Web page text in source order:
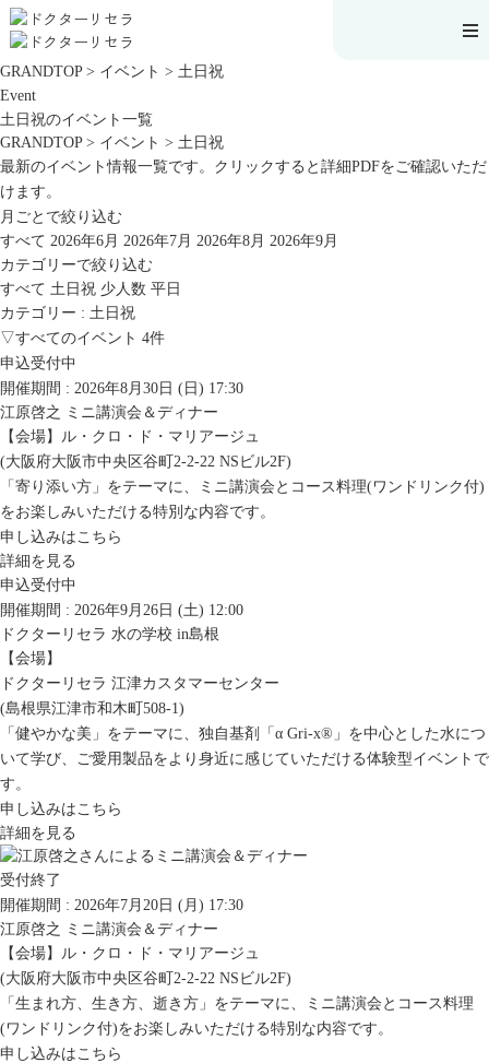
GRANDTOP> イベント > 土日祝
Event
土日祝のイベント一覧
GRANDTOP> イベント > 土日祝
最新のイベント情報一覧です。クリックすると詳細PDFをご確認いただ
けます。
月ごとで絞り込む
すべて 2026年6月 2026年7月 2026年8月 2026年9月
カテゴリーで絞り込む
すべて 土日祝 少人数 平日
カテゴリー : 土日祝
▽すべてのイベント 4件
申込受付中
開催期間 : 2026年8月30日 (日) 17:30
江原啓之 ミニ講演会＆ディナー
【会場】 ル・クロ・ド・マリアージュ
(大阪府大阪市中央区谷町2-2-22 NSビル2F)
「寄り添い方」をテーマに、ミニ講演会とコース料理(ワンドリンク付)
をお楽しみいただける特別な内容です。
申し込みはこちら
詳細を見る
申込受付中
開催期間 : 2026年9月26日 (土) 12:00
ドクターリセラ 水の学校 in島根
【会場】
ドクターリセラ 江津カスタマーセンター
(島根県江津市和木町508-1)
「健やかな美」をテーマに、独自基剤「α Gri-x®」を中心とした水につ
いて学び、ご愛用製品をより身近に感じていただける体験型イベントで
す。
申し込みはこちら
詳細を見る
受付終了
開催期間 : 2026年7月20日 (月) 17:30
江原啓之 ミニ講演会＆ディナー
【会場】 ル・クロ・ド・マリアージュ
(大阪府大阪市中央区谷町2-2-22 NSビル2F)
「生まれ方、生き方、逝き方」をテーマに、ミニ講演会とコース料理
(ワンドリンク付)をお楽しみいただける特別な内容です。
申し込みはこちら